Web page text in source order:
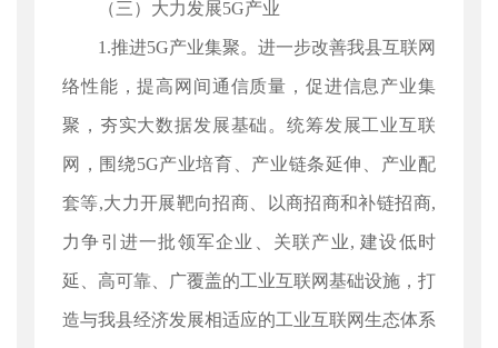
（三）大力发展5G产业
1.推进5G产业集聚。进一步改善我县互联网
络性能，提高网间通信质量，促进信息产业集
聚，夯实大数据发展基础。统筹发展工业互联
网，围绕5G产业培育、产业链条延伸、产业配
套等,大力开展靶向招商、以商招商和补链招商,
力争引进一批领军企业、关联产业, 建设低时
延、高可靠、广覆盖的工业互联网基础设施，打
造与我县经济发展相适应的工业互联网生态体系